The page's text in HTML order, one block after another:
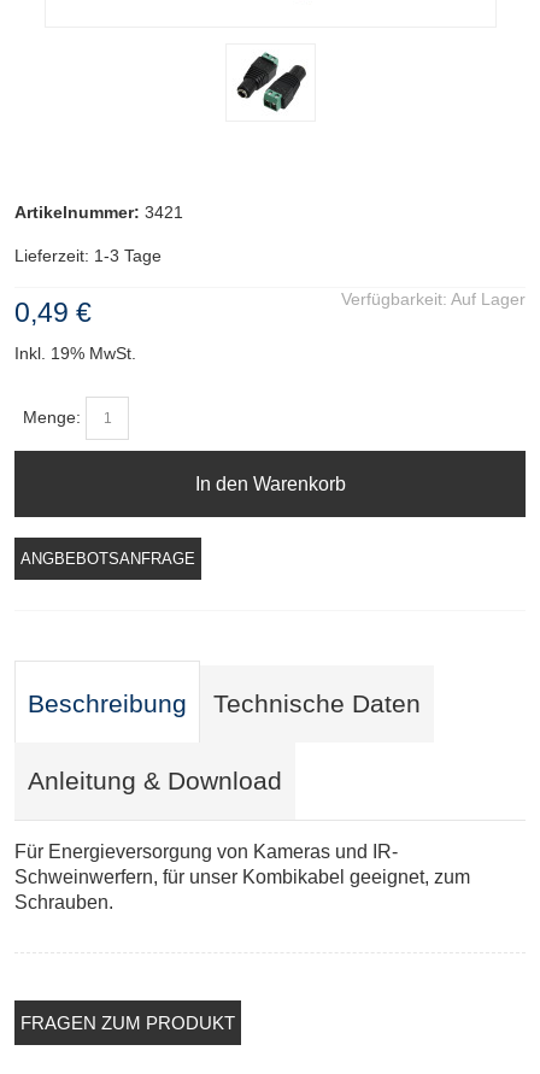
Artikelnummer: 3421
Lieferzeit: 1-3 Tage
Verfügbarkeit: Auf Lager
0,49 €
Inkl. 19% MwSt.
Menge:
In den Warenkorb
ANGBEBOTSANFRAGE
Beschreibung Technische Daten
Anleitung & Download
Für Energieversorgung von Kameras und IR-
Schweinwerfern, für unser Kombikabel geeignet, zum
Schrauben.
FRAGEN ZUM PRODUKT